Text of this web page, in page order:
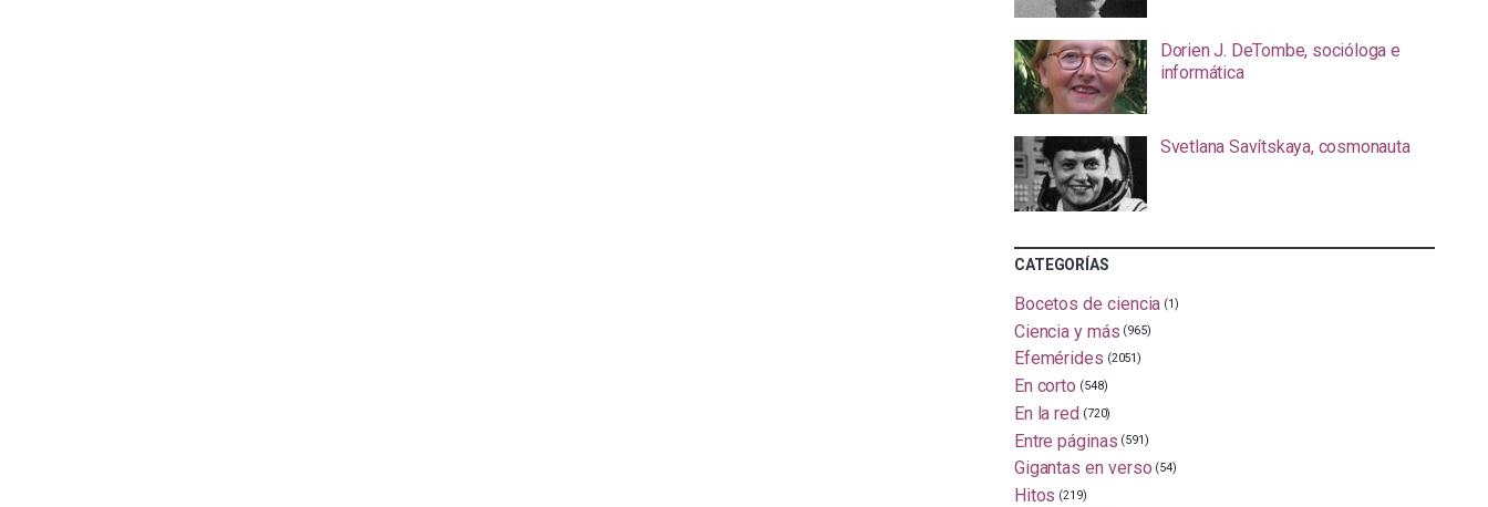
Dorien J. DeTombe, socióloga e
informática
Svetlana Savítskaya, cosmonauta
CATEGORÍAS
Bocetos de ciencia (1)
Ciencia y más (965)
Efemérides (2051)
En corto (548)
En la red (720)
Entre páginas (591)
Gigantas en verso (54)
Hitos (219)